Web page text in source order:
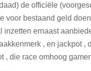
de officiële
bestaand geld
ernaast
, en jackpot ,
die race omhoog